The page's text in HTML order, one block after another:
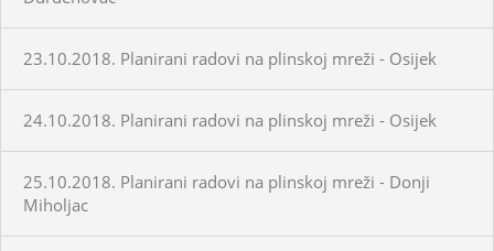
23.10.2018. Planirani radovi na plinskoj mreži - Osijek
24.10.2018. Planirani radovi na plinskoj mreži - Osijek
25.10.2018. Planirani radovi na plinskoj mreži - Donji
Miholjac